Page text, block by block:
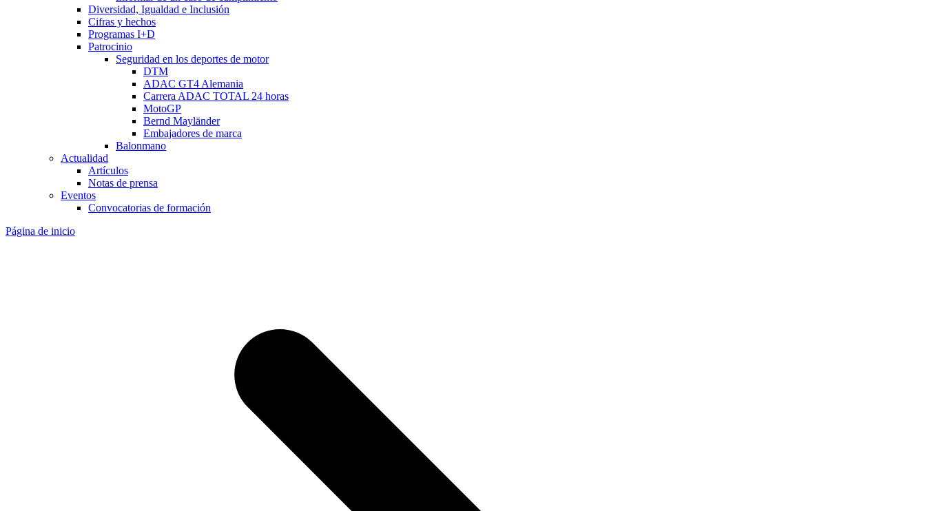
Diversidad, Igualdad e Inclusión
Cifras y hechos
Programas I+D
Patrocinio
Seguridad en los deportes de motor
DTM
ADAC GT4 Alemania
Carrera ADAC TOTAL 24 horas
MotoGP
Bernd Mayländer
Embajadores de marca
Balonmano
Actualidad
Artículos
Notas de prensa
Eventos
Convocatorias de formación
Página de inicio